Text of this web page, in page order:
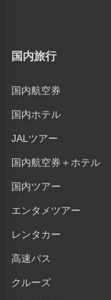
国内旅行
国内航空券
国内ホテル
JALツアー
国内航空券＋ホテル
国内ツアー
エンタメツアー
レンタカー
高速バス
クルーズ